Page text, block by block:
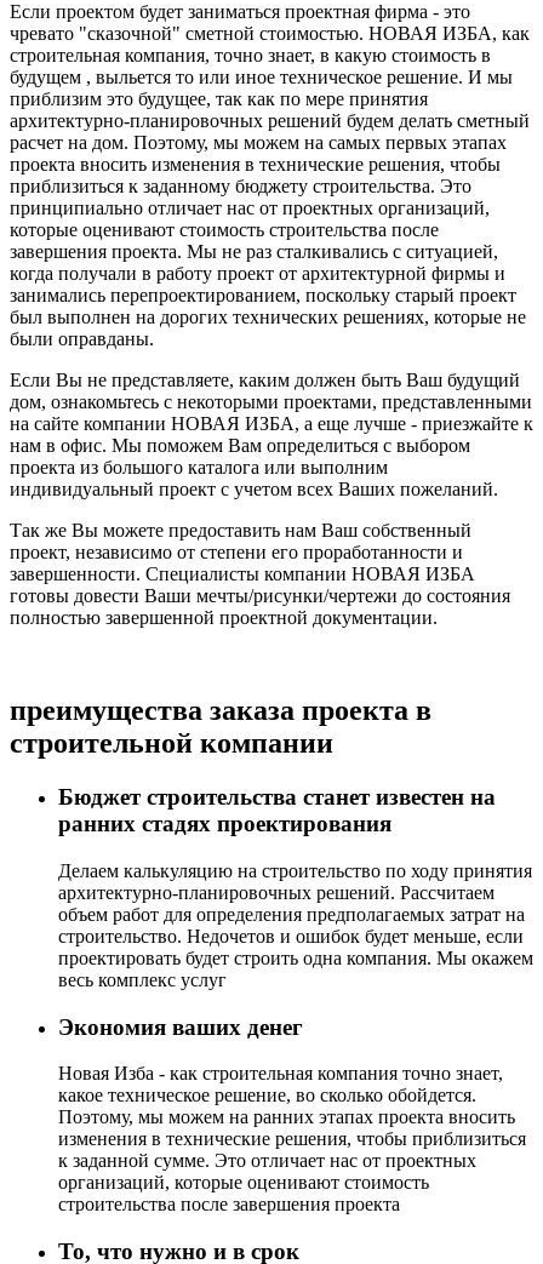
Если проектом будет заниматься проектная фирма - это
чревато "сказочной" сметной стоимостью. НОВАЯ ИЗБА, как
строительная компания, точно знает, в какую стоимость в
будущем , выльется то или иное техническое решение. И мы
приблизим это будущее, так как по мере принятия
архитектурно-планировочных решений будем делать сметный
расчет на дом. Поэтому, мы можем на самых первых этапах
проекта вносить изменения в технические решения, чтобы
приблизиться к заданному бюджету строительства. Это
принципиально отличает нас от проектных организаций,
которые оценивают стоимость строительства после
завершения проекта. Мы не раз сталкивались с ситуацией,
когда получали в работу проект от архитектурной фирмы и
занимались перепроектированием, поскольку старый проект
был выполнен на дорогих технических решениях, которые не
были оправданы.
Если Вы не представляете, каким должен быть Ваш будущий
дом, ознакомьтесь с некоторыми проектами, представленными
на сайте компании НОВАЯ ИЗБА, а еще лучше - приезжайте к
нам в офис. Мы поможем Вам определиться с выбором
проекта из большого каталога или выполним
индивидуальный проект с учетом всех Ваших пожеланий.
Так же Вы можете предоставить нам Ваш собственный
проект, независимо от степени его проработанности и
завершенности. Специалисты компании НОВАЯ ИЗБА
готовы довести Ваши мечты/рисунки/чертежи до состояния
полностью завершенной проектной документации.
преимущества заказа проекта в
строительной компании
Бюджет строительства станет известен на
ранних стадях проектирования
Делаем калькуляцию на строительство по ходу принятия
архитектурно-планировочных решений. Рассчитаем
объем работ для определения предполагаемых затрат на
строительство. Недочетов и ошибок будет меньше, если
проектировать будет строить одна компания. Мы окажем
весь комплекс услуг
Экономия ваших денег
Новая Изба - как строительная компания точно знает,
какое техническое решение, во сколько обойдется.
Поэтому, мы можем на ранних этапах проекта вносить
изменения в технические решения, чтобы приблизиться
к заданной сумме. Это отличает нас от проектных
организаций, которые оценивают стоимость
строительства после завершения проекта
То, что нужно и в срок